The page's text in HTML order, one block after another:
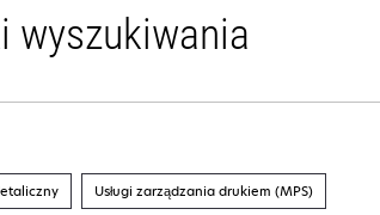
wyszukiwania
Usługi zarządzania drukiem (MPS)